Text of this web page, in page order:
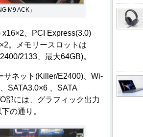
M9 ACK」
、PCI Express(3.0)
。メモリースロットは
2133、最大64GB)。
ネット(Killer/E2400)、Wi-
SATA3.0×6 、SATA
部には、グラフィック出力
の通り。